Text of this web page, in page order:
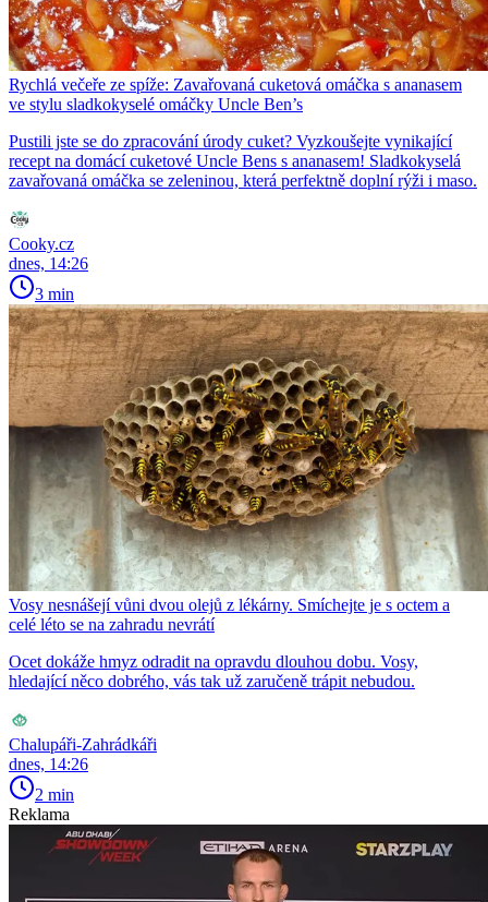
Rychlá večeře ze spíže: Zavařovaná cuketová omáčka s ananasem
ve stylu sladkokyselé omáčky Uncle Ben’s
Pustili jste se do zpracování úrody cuket? Vyzkoušejte vynikající
recept na domácí cuketové Uncle Bens s ananasem! Sladkokyselá
zavařovaná omáčka se zeleninou, která perfektně doplní rýži i maso.
Cooky.cz
dnes, 14:26
3 min
Vosy nesnášejí vůni dvou olejů z lékárny. Smíchejte je s octem a
celé léto se na zahradu nevrátí
Ocet dokáže hmyz odradit na opravdu dlouhou dobu. Vosy,
hledající něco dobrého, vás tak už zaručeně trápit nebudou.
Chalupáři-Zahrádkáři
dnes, 14:26
2 min
Reklama